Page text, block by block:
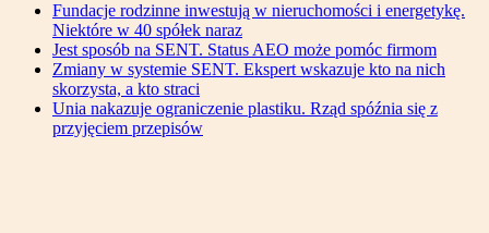
Fundacje rodzinne inwestują w nieruchomości i energetykę.
Niektóre w 40 spółek naraz
Jest sposób na SENT. Status AEO może pomóc firmom
Zmiany w systemie SENT. Ekspert wskazuje kto na nich
skorzysta, a kto straci
Unia nakazuje ograniczenie plastiku. Rząd spóźnia się z
przyjęciem przepisów